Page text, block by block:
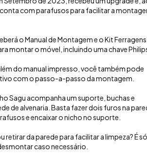
com parafusos para facilitar a
o Manual de Montagem e o Kit Ferragens,
montar o móvel, incluindo uma chave
do manual impresso, você também pode
com o passo-a-passo da montagem.
Sagu acompanha um suporte, buchas e
de alvenaria. Basta fazer dois furos na
e encaixar o nicho no suporte.
retirar da parede para facilitar a limpeza? É só
caso necessário.